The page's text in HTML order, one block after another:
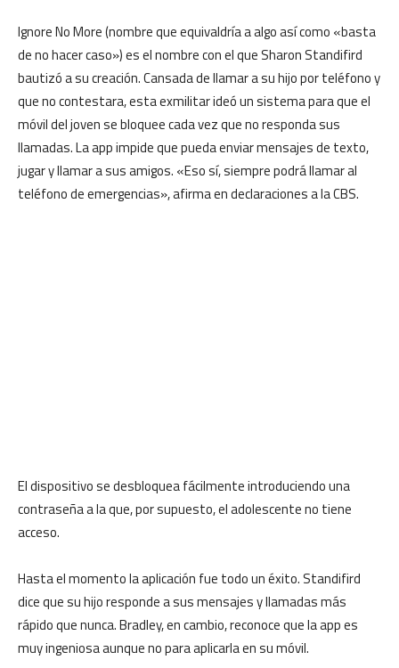
Ignore No More (nombre que equivaldría a algo así como «basta
de no hacer caso») es el nombre con el que Sharon Standifird
bautizó a su creación. Cansada de llamar a su hijo por teléfono y
que no contestara, esta exmilitar ideó un sistema para que el
móvil del joven se bloquee cada vez que no responda sus
llamadas. La app impide que pueda enviar mensajes de texto,
jugar y llamar a sus amigos. «Eso sí, siempre podrá llamar al
teléfono de emergencias», afirma en declaraciones a la CBS.
El dispositivo se desbloquea fácilmente introduciendo una
contraseña a la que, por supuesto, el adolescente no tiene
acceso.
Hasta el momento la aplicación fue todo un éxito. Standifird
dice que su hijo responde a sus mensajes y llamadas más
rápido que nunca. Bradley, en cambio, reconoce que la app es
muy ingeniosa aunque no para aplicarla en su móvil.